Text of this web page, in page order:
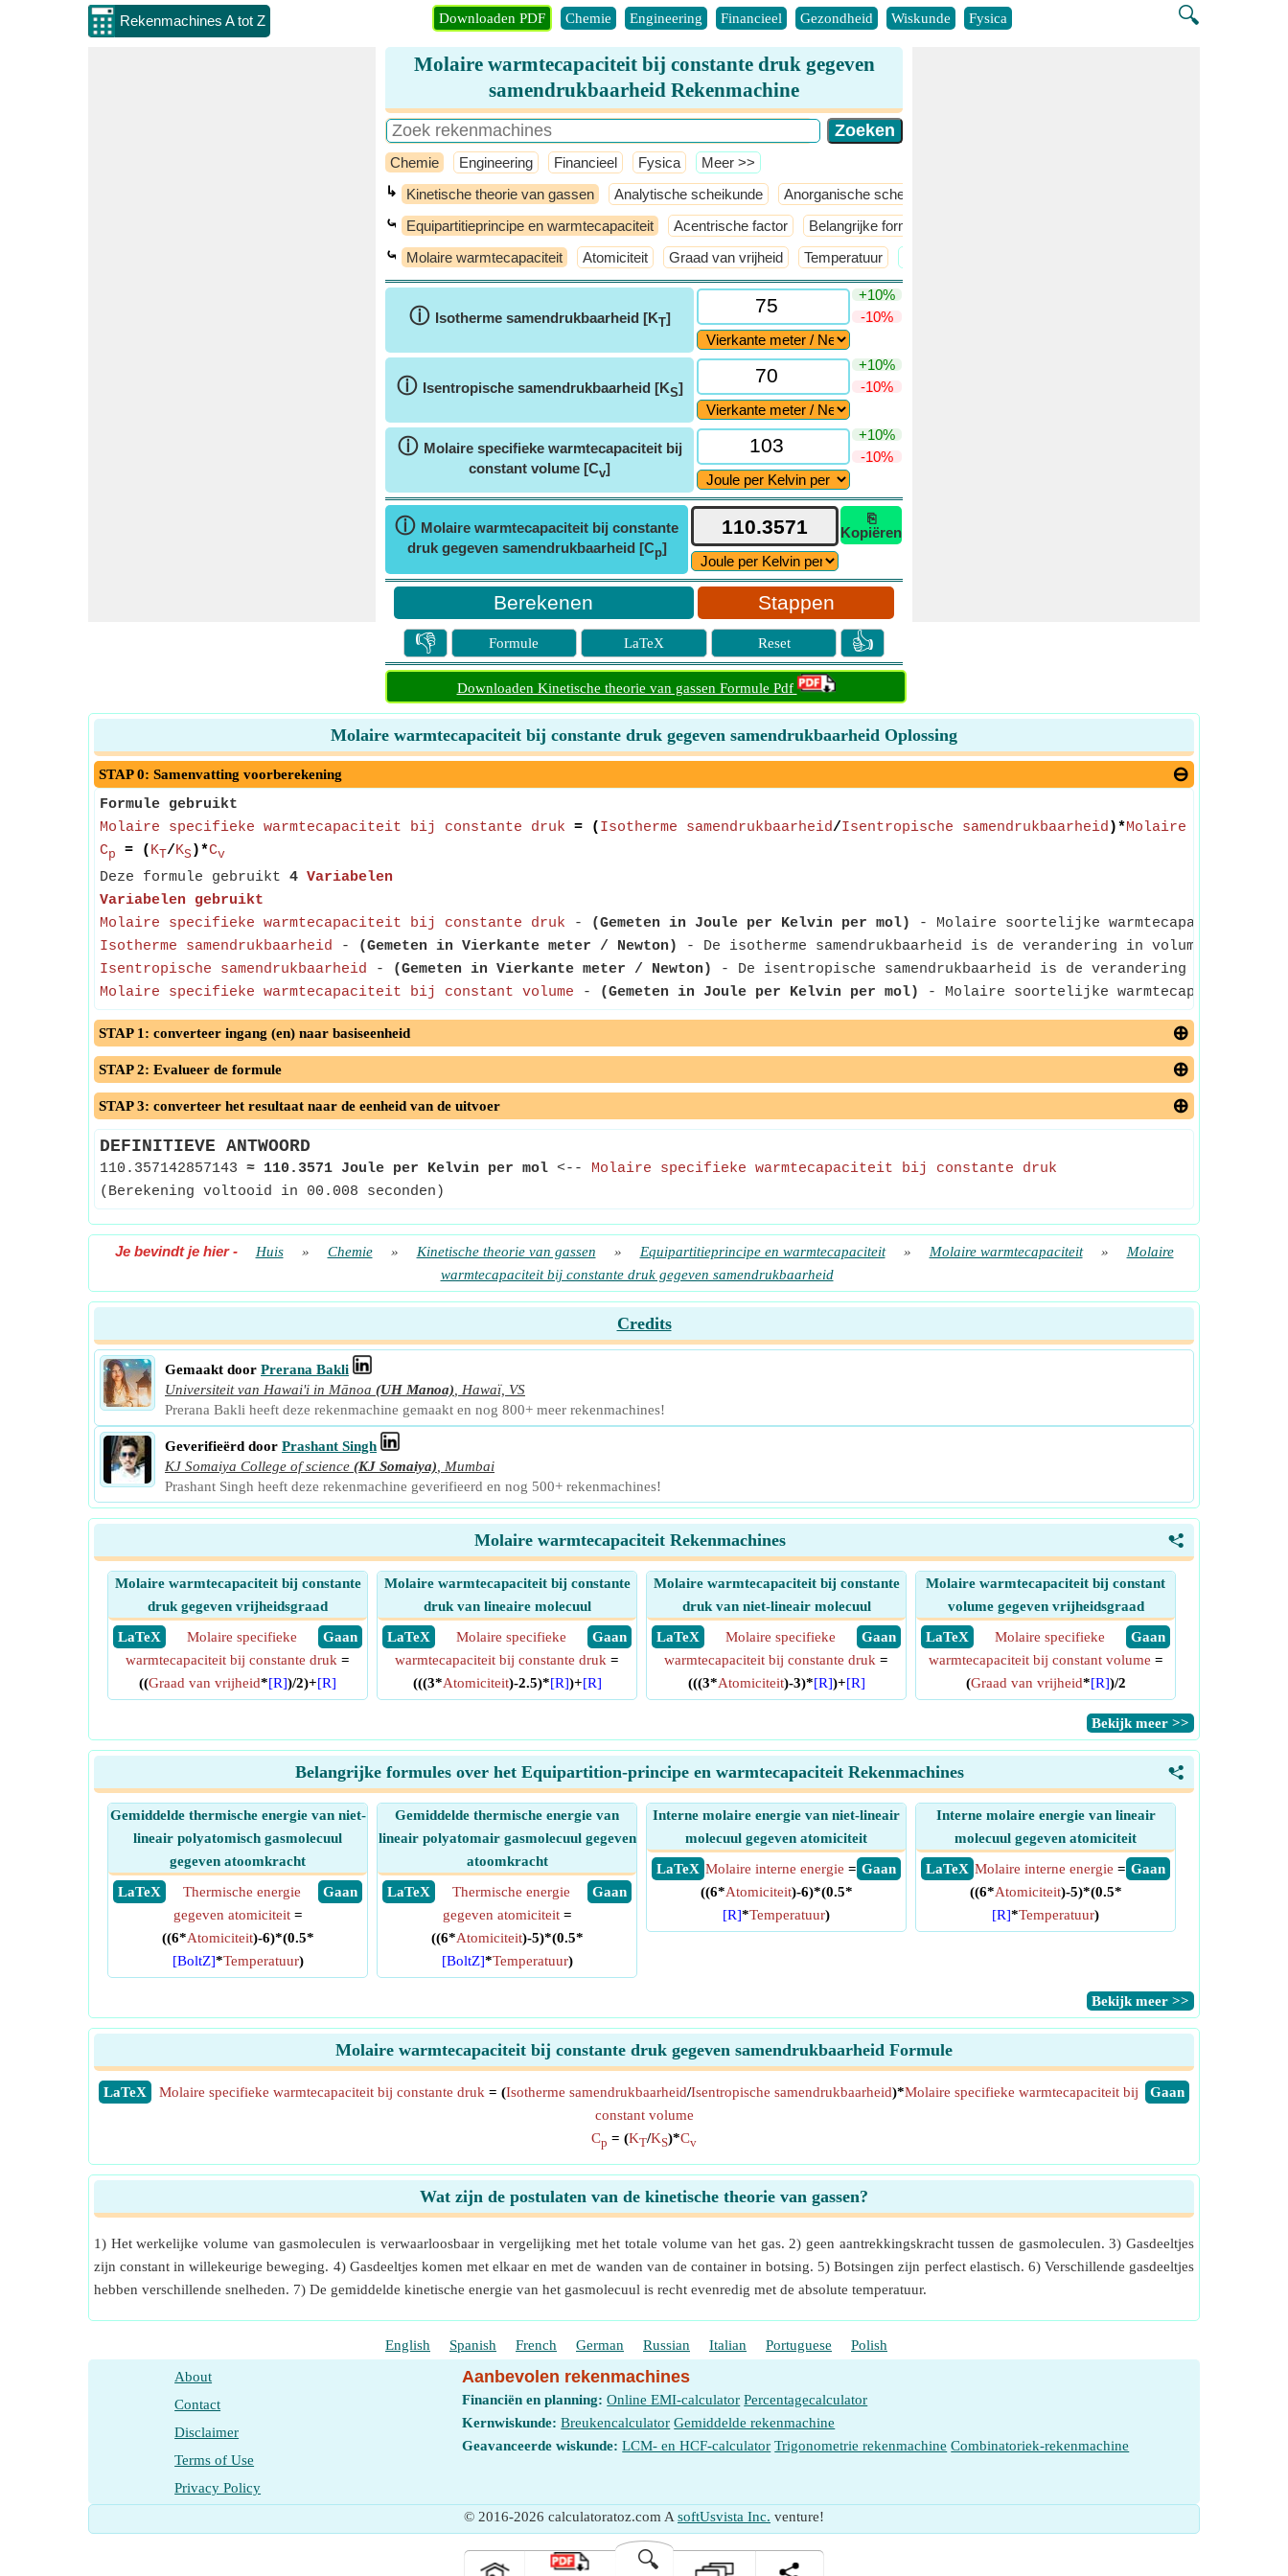
Rekenmachines A tot Z 🔍
Downloaden PDF Chemie Engineering Financieel Gezondheid Wiskunde Fysica
Molaire warmtecapaciteit bij constante druk gegeven
samendrukbaarheid Rekenmachine
Chemie Engineering Financieel Fysica ​Meer >>
↳ Kinetische theorie van gassen Analytische scheikunde Anorganische scheikunde
⤿ Equipartitieprincipe en warmtecapaciteit Acentrische factor Belangrijke formules in 2D
⤿ Molaire warmtecapaciteit Atomiciteit Graad van vrijheid Temperatuur
ⓘ Isotherme samendrukbaarheid [KT]
+10%
-10%
ⓘ Isentropische samendrukbaarheid [KS]
+10%
-10%
ⓘ Molaire specifieke warmtecapaciteit bij
constant volume [Cv]
+10%
-10%
ⓘ Molaire warmtecapaciteit bij constante
druk gegeven samendrukbaarheid [Cp]
⎘
Kopiëren
Stappen
👎 Formule LaTeX Reset 👍
Downloaden Kinetische theorie van gassen Formule Pdf
Molaire warmtecapaciteit bij constante druk gegeven samendrukbaarheid Oplossing
STAP 0: Samenvatting voorberekening
Formule gebruikt
Molaire specifieke warmtecapaciteit bij constante druk = ( Isotherme samendrukbaarheid/Isentropische samendrukbaarheid )*Molaire specifieke
Cp = ( K T /KS )*Cv
Deze formule gebruikt 4 Variabelen
Variabelen gebruikt
Molaire specifieke warmtecapaciteit bij constante druk - (Gemeten in Joule per Kelvin per mol)
- Molaire soortelijke warmtecapaciteit bij
Isotherme samendrukbaarheid - (Gemeten in Vierkante meter / Newton)
- De isotherme samendrukbaarheid is de verandering in volume als
Isentropische samendrukbaarheid - (Gemeten in Vierkante meter / Newton)
- De isentropische samendrukbaarheid is de verandering in
Molaire specifieke warmtecapaciteit bij constant volume - (Gemeten in Joule per Kelvin per mol) - Molaire soortelijke warmtecapaciteit bij
STAP 1: converteer ingang (en) naar basiseenheid
STAP 2: Evalueer de formule
STAP 3: converteer het resultaat naar de eenheid van de uitvoer
DEFINITIEVE ANTWOORD
110.357142857143 ≈ 110.3571 Joule per Kelvin per mol <-- Molaire specifieke warmtecapaciteit bij constante druk
(Berekening voltooid in 00.008 seconden)
Je bevindt je hier- Huis » Chemie » Kinetische theorie van gassen » Equipartitieprincipe en warmtecapaciteit » Molaire warmtecapaciteit »
Molaire
warmtecapaciteit bij constante druk gegeven samendrukbaarheid
Credits
Gemaakt door Prerana Bakli
Universiteit van Hawai'i in Mānoa (UH Manoa)
Hawaï, VS
Prerana Bakli heeft deze rekenmachine gemaakt en nog 800+ meer rekenmachines!
Geverifieërd door Prashant Singh
KJ Somaiya College of science (KJ Somaiya)
Mumbai
Prashant Singh heeft deze rekenmachine geverifieerd en nog 500+ rekenmachines!
<
Molaire warmtecapaciteit Rekenmachines
Molaire warmtecapaciteit bij constante
druk gegeven vrijheidsgraad
​ LaTeX
​ Gaan
Molaire specifieke
warmtecapaciteit bij constante druk =
((Graad van vrijheid*[R])/2)+[R]
Molaire warmtecapaciteit bij constante
druk van lineaire molecuul
​ LaTeX
​ Gaan
Molaire specifieke
warmtecapaciteit bij constante druk =
(((3*Atomiciteit)-2.5)*[R])+[R]
Molaire warmtecapaciteit bij constante
druk van niet-lineair molecuul
​ LaTeX
​ Gaan
Molaire specifieke
warmtecapaciteit bij constante druk =
(((3*Atomiciteit)-3)*[R])+[R]
Molaire warmtecapaciteit bij constant
volume gegeven vrijheidsgraad
​ LaTeX
​ Gaan
Molaire specifieke
warmtecapaciteit bij constant volume =
(Graad van vrijheid*[R])/2
​Bekijk meer >>
<
Belangrijke formules over het Equipartition-principe en warmtecapaciteit Rekenmachines
Gemiddelde thermische energie van niet-
lineair polyatomisch gasmolecuul
gegeven atoomkracht
​ LaTeX
​ Gaan
Thermische energie
gegeven atomiciteit=
((6*Atomiciteit)-6)*(0.5*
[BoltZ]*Temperatuur)
Gemiddelde thermische energie van
lineair polyatomair gasmolecuul gegeven
atoomkracht
​ LaTeX
​ Gaan
Thermische energie
gegeven atomiciteit=
((6*Atomiciteit)-5)*(0.5*
[BoltZ]*Temperatuur)
Interne molaire energie van niet-lineair
molecuul gegeven atomiciteit
​ LaTeX
​ Gaan
Molaire interne energie =
((6*Atomiciteit)-6)*(0.5*
[R]*Temperatuur)
Interne molaire energie van lineair
molecuul gegeven atomiciteit
​ LaTeX
​ Gaan
Molaire interne energie =
((6*Atomiciteit)-5)*(0.5*
[R]*Temperatuur)
​Bekijk meer >>
Molaire warmtecapaciteit bij constante druk gegeven samendrukbaarheid Formule
​LaTeX ​Gaan
Molaire specifieke warmtecapaciteit bij constante druk = (Isotherme samendrukbaarheid/Isentropische samendrukbaarheid)*Molaire specifieke warmtecapaciteit bij
constant volume
Cp = (KT/KS)*Cv
Wat zijn de postulaten van de kinetische theorie van gassen?
1) Het werkelijke volume van gasmoleculen is verwaarloosbaar in vergelijking met het totale volume van het gas. 2) geen aantrekkingskracht tussen de gasmoleculen. 3) Gasdeeltjes
zijn constant in willekeurige beweging. 4) Gasdeeltjes komen met elkaar en met de wanden van de container in botsing. 5) Botsingen zijn perfect elastisch. 6) Verschillende gasdeeltjes
hebben verschillende snelheden. 7) De gemiddelde kinetische energie van het gasmolecuul is recht evenredig met de absolute temperatuur.
English Spanish French German Russian Italian Portuguese Polish
About
Contact
Disclaimer
Terms of Use
Privacy Policy
Aanbevolen rekenmachines
Financiën en planning: Online EMI-calculator Percentagecalculator
Kernwiskunde: Breukencalculator Gemiddelde rekenmachine
Geavanceerde wiskunde: LCM- en HCF-calculator Trigonometrie rekenmachine Combinatoriek-rekenmachine
© 2016-2026 calculatoratoz.com A softUsvista Inc. venture!
🔍